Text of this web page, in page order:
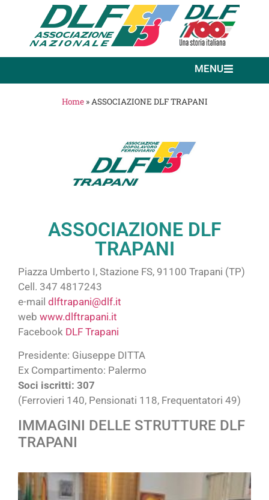
MENU
Home»ASSOCIAZIONE DLF TRAPANI
ASSOCIAZIONE DLF
TRAPANI
Piazza Umberto I, Stazione FS, 91100 Trapani (TP)
Cell. 347 4817243
e-mail dlftrapani@dlf.it
web www.dlftrapani.it
Facebook DLF Trapani
Presidente: Giuseppe DITTA
Ex Compartimento: Palermo
Soci iscritti: 307
(Ferrovieri 140, Pensionati 118, Frequentatori 49)
IMMAGINI DELLE STRUTTURE DLF
TRAPANI